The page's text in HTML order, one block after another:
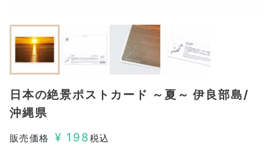
日本の絶景ポストカード ～夏～ 伊良部島/
沖縄県
販売価格 ¥ 198税込